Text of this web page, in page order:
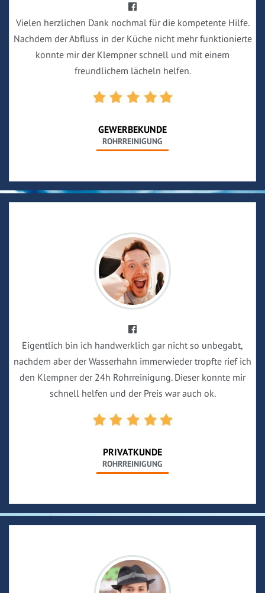
Vielen herzlichen Dank nochmal für die kompetente Hilfe.
Nachdem der Abfluss in der Küche nicht mehr funktionierte
konnte mir der Klempner schnell und mit einem
freundlichem lächeln helfen.
GEWERBEKUNDE
ROHRREINIGUNG
Eigentlich bin ich handwerklich gar nicht so unbegabt,
nachdem aber der Wasserhahn immerwieder tropfte rief ich
den Klempner der 24h Rohrreinigung. Dieser konnte mir
schnell helfen und der Preis war auch ok.
PRIVATKUNDE
ROHRREINIGUNG